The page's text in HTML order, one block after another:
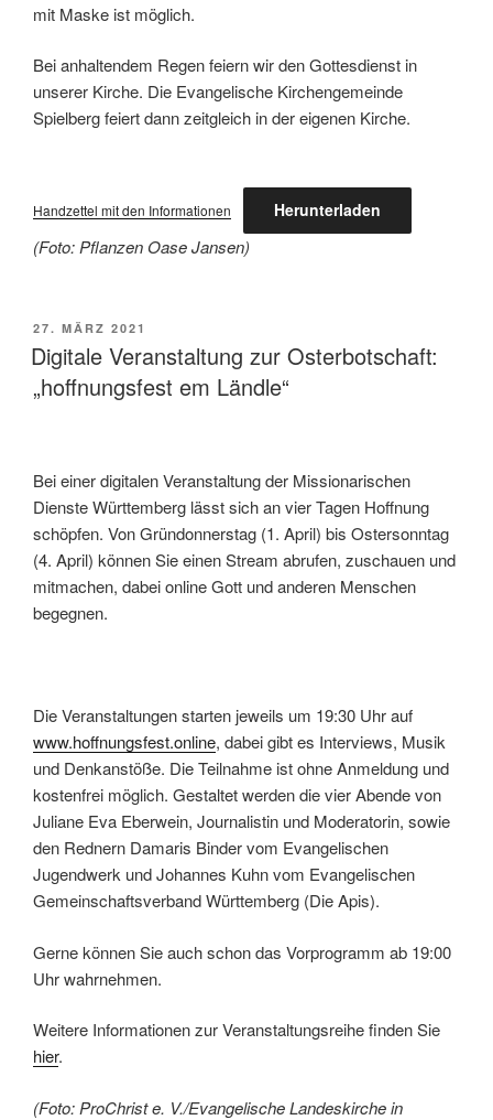
mit Maske ist möglich.
Bei anhaltendem Regen feiern wir den Gottesdienst in
unserer Kirche. Die Evangelische Kirchengemeinde
Spielberg feiert dann zeitgleich in der eigenen Kirche.
Handzettel mit den Informationen Herunterladen
(Foto: Pflanzen Oase Jansen)
VERÖFFENTLICHT
AM
27. MÄRZ 2021
Digitale Veranstaltung zur Osterbotschaft:
„hoffnungsfest em Ländle“
Bei einer digitalen Veranstaltung der Missionarischen
Dienste Württemberg lässt sich an vier Tagen Hoffnung
schöpfen. Von Gründonnerstag (1. April) bis Ostersonntag
(4. April) können Sie einen Stream abrufen, zuschauen und
mitmachen, dabei online Gott und anderen Menschen
begegnen.
Die Veranstaltungen starten jeweils um 19:30 Uhr auf
www.hoffnungsfest.online, dabei gibt es Interviews, Musik
und Denkanstöße. Die Teilnahme ist ohne Anmeldung und
kostenfrei möglich. Gestaltet werden die vier Abende von
Juliane Eva Eberwein, Journalistin und Moderatorin, sowie
den Rednern Damaris Binder vom Evangelischen
Jugendwerk und Johannes Kuhn vom Evangelischen
Gemeinschaftsverband Württemberg (Die Apis).
Gerne können Sie auch schon das Vorprogramm ab 19:00
Uhr wahrnehmen.
Weitere Informationen zur Veranstaltungsreihe finden Sie
hier.
(Foto: ProChrist e. V./Evangelische Landeskirche in